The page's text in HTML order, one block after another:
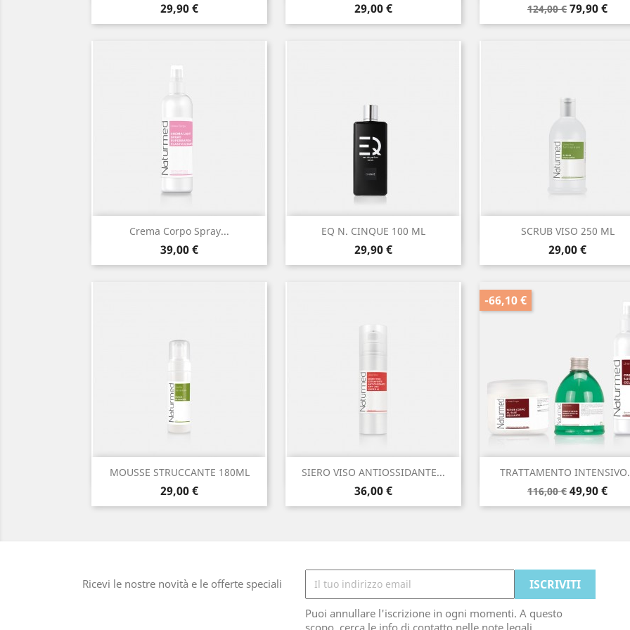
Prezzo
29,90 € Prezzo
29,00 €
Prezzo
base
124,00 € Prezzo
79,90 €
Crema Corpo Spray...
Prezzo
39,00 €
Anteprima EQ N. CINQUE 100 ML
Prezzo
29,90 €
Anteprima SCRUB VISO 250 ML
Prezzo
29,00 €
Anteprima
MOUSSE STRUCCANTE 180ML
Prezzo
29,00 €
Anteprima SIERO VISO ANTIOSSIDANTE...
Prezzo
36,00 €
Anteprima TRATTAMENTO
Prezzo
base
116,00 € Prezzo
49,90 €
-66,10 €
Anteprima
Ricevi le nostre novità e le offerte speciali
Puoi annullare l'iscrizione in ogni momenti. A questo
scopo, cerca le info di contatto nelle note legali.